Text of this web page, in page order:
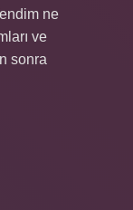
ne
ve
sonra